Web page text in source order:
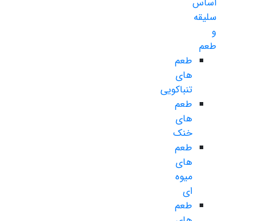
سلیقه
و
طعم
طعم
های
تنباکویی
طعم
های
خنک
طعم
های
میوه
ای
طعم